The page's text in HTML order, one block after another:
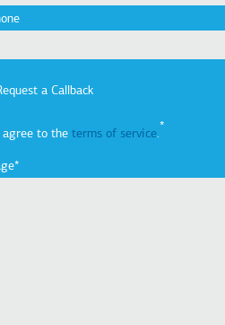
a Callback
I agree to the terms of service.
2341 038 100
Profile
of Companies
Innovation